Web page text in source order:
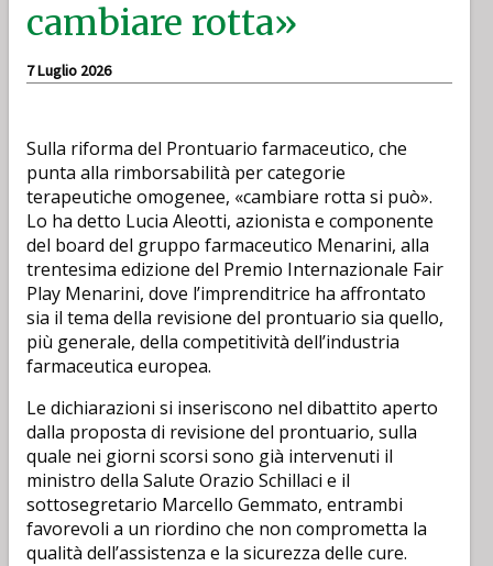
cambiare rotta»
7 Luglio 2026
Sulla riforma del Prontuario farmaceutico, che
punta alla rimborsabilità per categorie
terapeutiche omogenee, «cambiare rotta si può».
Lo ha detto Lucia Aleotti, azionista e componente
del board del gruppo farmaceutico Menarini, alla
trentesima edizione del Premio Internazionale Fair
Play Menarini, dove l’imprenditrice ha affrontato
sia il tema della revisione del prontuario sia quello,
più generale, della competitività dell’industria
farmaceutica europea.
Le dichiarazioni si inseriscono nel dibattito aperto
dalla proposta di revisione del prontuario, sulla
quale nei giorni scorsi sono già intervenuti il
ministro della Salute Orazio Schillaci e il
sottosegretario Marcello Gemmato, entrambi
favorevoli a un riordino che non comprometta la
qualità dell’assistenza e la sicurezza delle cure.